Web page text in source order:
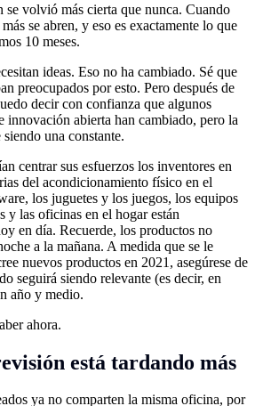
se volvió más cierta que nunca. Cuando
se abren, y eso es exactamente lo que
10 meses.
ideas. Eso no ha cambiado. Sé que
preocupados por esto. Pero después de
decir con confianza que algunos
innovación abierta han cambiado, pero la
una constante.
centrar sus esfuerzos los inventores en
del acondicionamiento físico en el
los juguetes y los juegos, los equipos
y las oficinas en el hogar están
en día. Recuerde, los productos no
a la mañana. A medida que se le
nuevos productos en 2021, asegúrese de
seguirá siendo relevante (es decir, en
año y medio.
ahora.
está tardando más
ya no comparten la misma oficina, por